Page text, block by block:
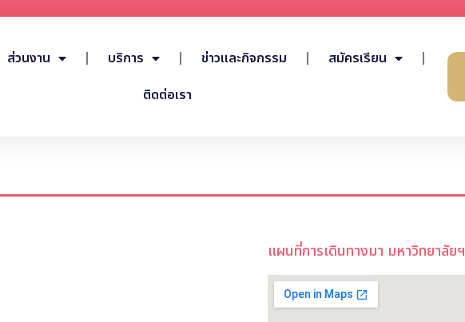
ส่วนงาน บริการ ข่าวและกิจกรรม
สมัครเรียน
ติดต่อเรา
แผนที่การเดินทางมา มหาวิทยาลัยฯ